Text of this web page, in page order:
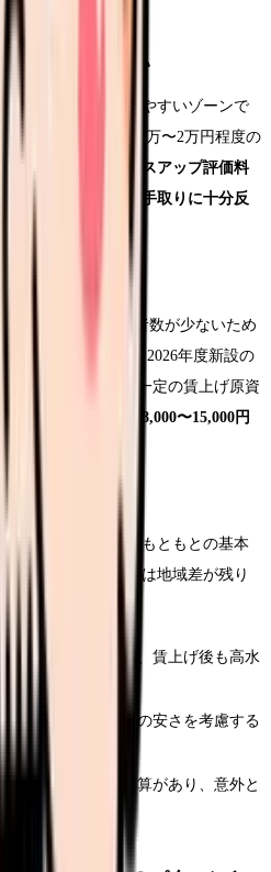
バラつきが大きい
成によって差が出やすいゾーンで
する病院は月額1.5万〜2万円程度の
しい病院では
ベースアップ評価料
収されて看護師の手取りに十分反
定的
ックでは、入院患者数が少ないため
的です。ただし、2026年度新設の
来中心の施設でも一定の賃上げ原資
目安としては
月額8,000〜15,000円
はありませんが、もともとの基本
賃上げ後の年収には地域差が残り
もとの基本給が高く、賃上げ後も高水
り低いが、生活費の安さを考慮する
等以上のケースも
点病院等は別途加算があり、意外と